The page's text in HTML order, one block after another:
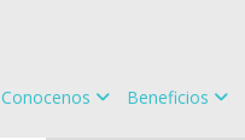
Conocenos Beneficios